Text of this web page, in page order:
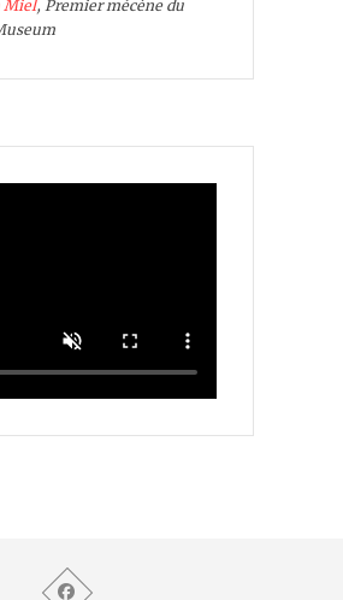
Miel, Premier mécène du